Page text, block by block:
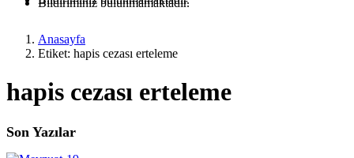
Bildiriminiz bulunmamaktadır.
Anasayfa
Etiket: hapis cezası erteleme
hapis cezası erteleme
Son Yazılar